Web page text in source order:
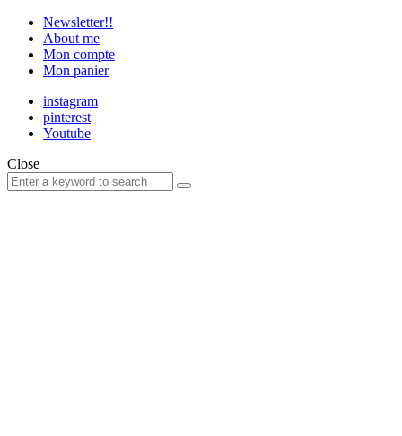
Newsletter!!
About me
Mon compte
Mon panier
instagram
pinterest
Youtube
Close
Search
for:
Search